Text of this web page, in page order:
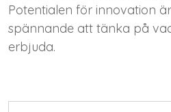
Potentialen för innovation
spännande att tänka på
erbjuda.